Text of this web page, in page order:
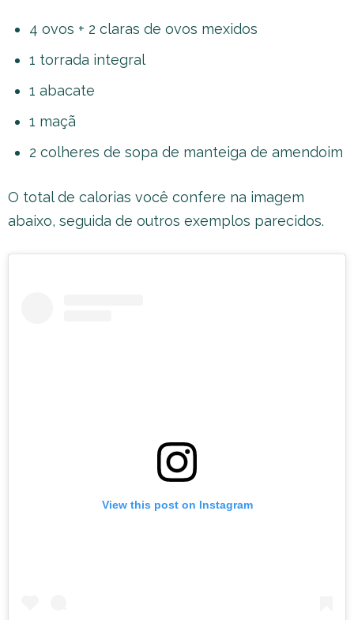
4 ovos + 2 claras de ovos mexidos
1 torrada integral
1 abacate
1 maçã
2 colheres de sopa de manteiga de amendoim
O total de calorias você confere na imagem
abaixo, seguida de outros exemplos parecidos.
View this post on Instagram